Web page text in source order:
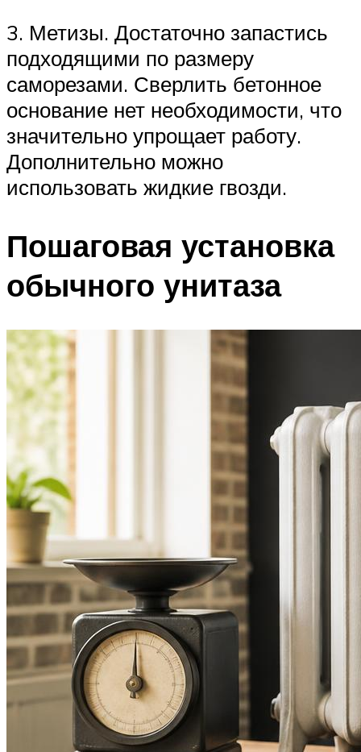
3. Метизы. Достаточно запастись
подходящими по размеру
саморезами. Сверлить бетонное
основание нет необходимости, что
значительно упрощает работу.
Дополнительно можно
использовать жидкие гвозди.
Пошаговая установка
обычного унитаза